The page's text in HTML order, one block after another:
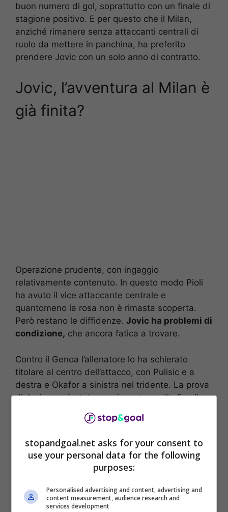
buon numero di gol, soprattutto con un finale di
stagione positivo. E per questo che il Milan,
anziché rimanere senza attaccanti centrali di
ruolo da mettere in panchina, ha preferito
prendere Jovic con un solo anno di contratto.
Jovic, l’avventura al Milan è
già finita?
Operazione prudente, con ingaggio
relativamente contenuto. In questo modo Pioli
ha avuto il vice attaccante centrale e
quantomeno la rosa non è rimasta scoperta.
Però restano le diffidenze. Jovic ha problemi di
condizione, che ancora fatica a trovare.
Contro il Genoa l’allenatore lo ha schierato
titolare al centro dell’attacco, con Pulisic e a
destra e Okafor a sinistra nel tridente. La prova
di Jovic non è stata convincente, e alla fine il
tecnico lo ha sostituito. Per questo rimangono le
perplessità sull’ex Real e l’apporto che potrà
stopandgoal.net asks for your consent to
use your personal data for the following
purposes:
Personalised advertising and content, advertising and
content measurement, audience research and
services development